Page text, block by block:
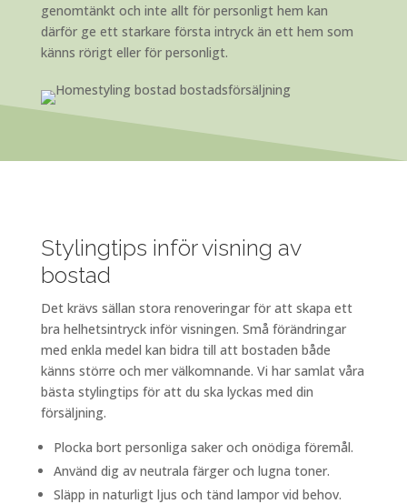
genomtänkt och inte allt för personligt hem kan
därför ge ett starkare första intryck än ett hem som
känns rörigt eller för personligt.
Stylingtips inför visning av
bostad
Det krävs sällan stora renoveringar för att skapa ett
bra helhetsintryck inför visningen. Små förändringar
med enkla medel kan bidra till att bostaden både
känns större och mer välkomnande. Vi har samlat våra
bästa stylingtips för att du ska lyckas med din
försäljning.
Plocka bort personliga saker och onödiga föremål.
Använd dig av neutrala färger och lugna toner.
Släpp in naturligt ljus och tänd lampor vid behov.